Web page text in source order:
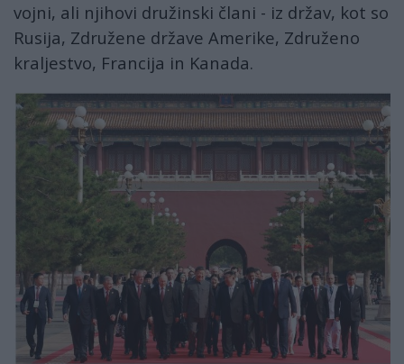
vojni, ali njihovi družinski člani - iz držav, kot so
Rusija, Združene države Amerike, Združeno
kraljestvo, Francija in Kanada.